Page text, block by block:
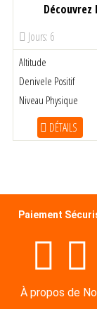
Découvrez
Jours: 6
Altitude
Denivele Positif
Niveau Physique
DÉTAILS
Paiement
À propos de